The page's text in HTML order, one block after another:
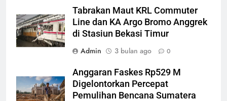
Tabrakan Maut KRL Commuter
Line dan KA Argo Bromo Anggrek
di Stasiun Bekasi Timur
Admin
3 bulan ago 0
Anggaran Faskes Rp529 M
Digelontorkan Percepat
Pemulihan Bencana Sumatera